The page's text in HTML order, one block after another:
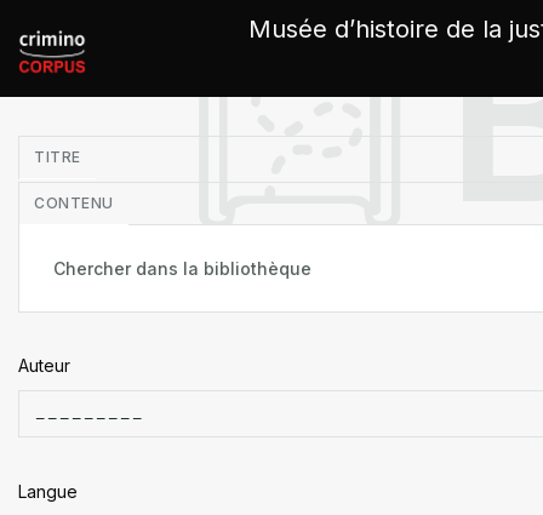
Musée d’histoire de la
TITRE
CONTENU
Auteur
Langue
Panneau de gestion des cookies